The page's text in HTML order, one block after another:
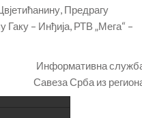
Предрагу
Гаку – Инђија, РТВ „Мега“ –
Информативна
Савеза Срба из